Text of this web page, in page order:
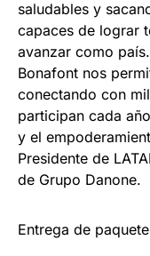
saludables y
capaces de lograr
avanzar como
Bonafont nos
conectando con
participan cada
y el
Presidente de
de Grupo Danone.
Entrega de